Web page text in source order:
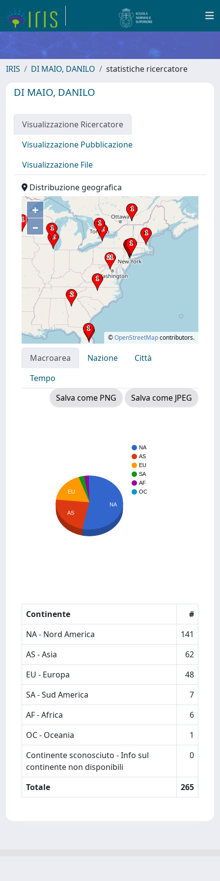
IRIS DI MAIO, DANILO statistiche ricercatore
DI MAIO, DANILO
Visualizzazione Ricercatore
Visualizzazione Pubblicazione
Visualizzazione File
Distribuzione geografica
+
–
©OpenStreetMapcontributors.
Macroarea Nazione
Città
Tempo
Salva come PNG
Salva come JPEG
NA
AS
EU
SA
AF
OC
EU
AS
NA
Continente
#
NA - Nord America
141
AS - Asia
62
EU - Europa
48
SA - Sud America
7
AF - Africa
6
OC - Oceania
1
Continente sconosciuto - Info sul
continente non disponibili
0
Totale 265